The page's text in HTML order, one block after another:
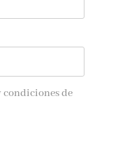
condiciones de